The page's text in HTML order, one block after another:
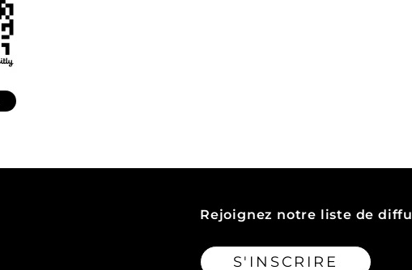
Rejoignez notre liste de
S'INSCRIRE